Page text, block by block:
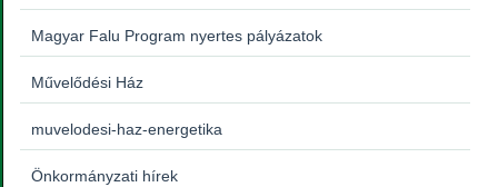
Magyar Falu Program nyertes pályázatok
Művelődési Ház
muvelodesi-haz-energetika
Önkormányzati hírek